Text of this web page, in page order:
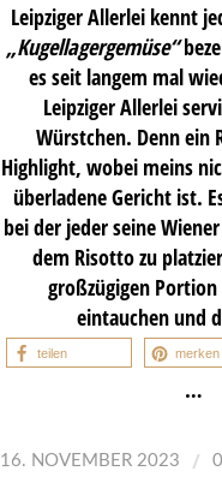
Leipziger Allerlei kennt
„Kugellagergemüse“
es seit langem mal
Leipziger Allerlei
Würstchen. Denn ein
Highlight, wobei meins
überladene Gericht ist.
bei der jeder seine
dem Risotto zu
großzügigen
eintauchen und
teilen merken
…
16. NOVEMBER 2023 /